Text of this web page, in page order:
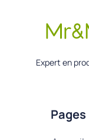
Expert en
Pages